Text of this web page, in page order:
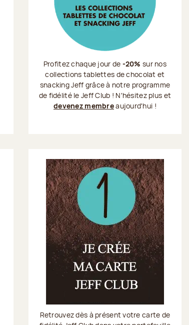
Profitez chaque jour de -20% sur nos
collections tablettes de chocolat et
snacking Jeff grâce à notre programme
de fidélité le Jeff Club ! N'hésitez plus et
devenez membreaujourd'hui !
Retrouvez dès à présent votre carte de